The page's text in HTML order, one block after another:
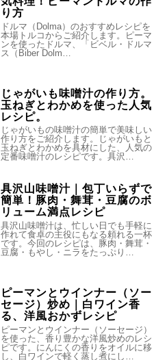
り方
ドルマ（Dolma）のおすすめレシピを
本場トルコからご紹介します。ピーマ
ンを使ったドルマ、「ビベル・ドルマ
ス（Biber Dolm…
じゃがいも味噌汁の作り方。
玉ねぎとわかめを使った人気
レシピ。
じゃがいもの味噌汁の簡単で美味しい
作り方をご紹介します。じゃがいもと
玉ねぎとわかめを具材にした、人気の
定番味噌汁のレシピです。具沢…
具沢山味噌汁｜包丁いらずで
簡単！豚肉・舞茸・豆腐のボ
リューム満点レシピ
具沢山味噌汁は、忙しい日でも手軽に
作れて食卓の主役にもなる頼れる一杯
です。今回のレシピは、豚肉・舞茸・
豆腐・もやし・ニラをたっぷり…
ピーマンとウインナー（ソー
セージ）炒め｜白ワイン香
る、洋風おかずレシピ
ピーマンとウインナー（ソーセージ）
を使った、香り豊かな洋風炒めのレシ
ピです。にんにくの香りをオイルに移
し、白ワインで軽く蒸し煮にし…